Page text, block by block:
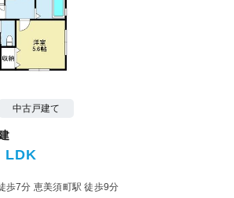
中古戸建て
LDK
歩7分 恵美須町駅 徒歩9分